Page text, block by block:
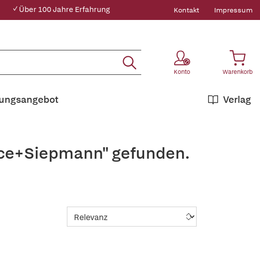
✓ Über 100 Jahre Erfahrung Kontakt Impressum
Konto Warenkorb
Verlag
gefunden.